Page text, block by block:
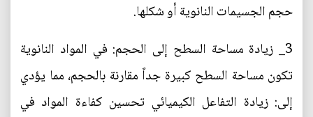
حجم الجسيمات النانوية أو شكلها.
3_ زيادة مساحة السطح إلى الحجم: في المواد النانوية
تكون مساحة السطح كبيرة جداً مقارنة بالحجم، مما يؤدي
إلى: زيادة التفاعل الكيميائي تحسين كفاءة المواد في